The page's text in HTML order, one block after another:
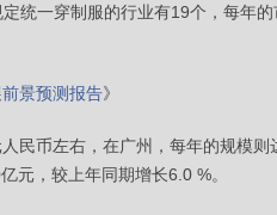
统一穿制服的行业有19个，每年
景预测报告》
币左右，在广州，每年的规模则
元，较上年同期增长6.0 %。